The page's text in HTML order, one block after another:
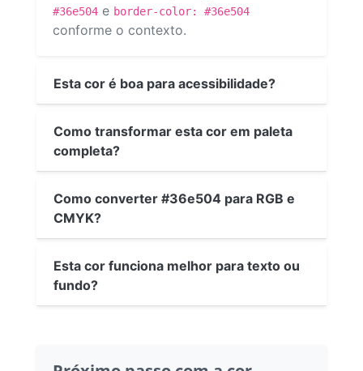
#36e504 e border-color: #36e504
conforme o contexto.
Esta cor é boa para acessibilidade?
Como transformar esta cor em paleta
completa?
Como converter #36e504 para RGB e
CMYK?
Esta cor funciona melhor para texto ou
fundo?